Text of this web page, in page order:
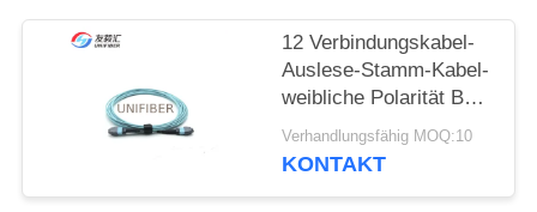
ZITAT
SITEMAP
12 Verbindungskabel-
Auslese-Stamm-Kabel-
weibliche Polarität B
der Faser-OM3 MPO
MTP
Verhandlungsfähig MOQ:10
KONTAKT